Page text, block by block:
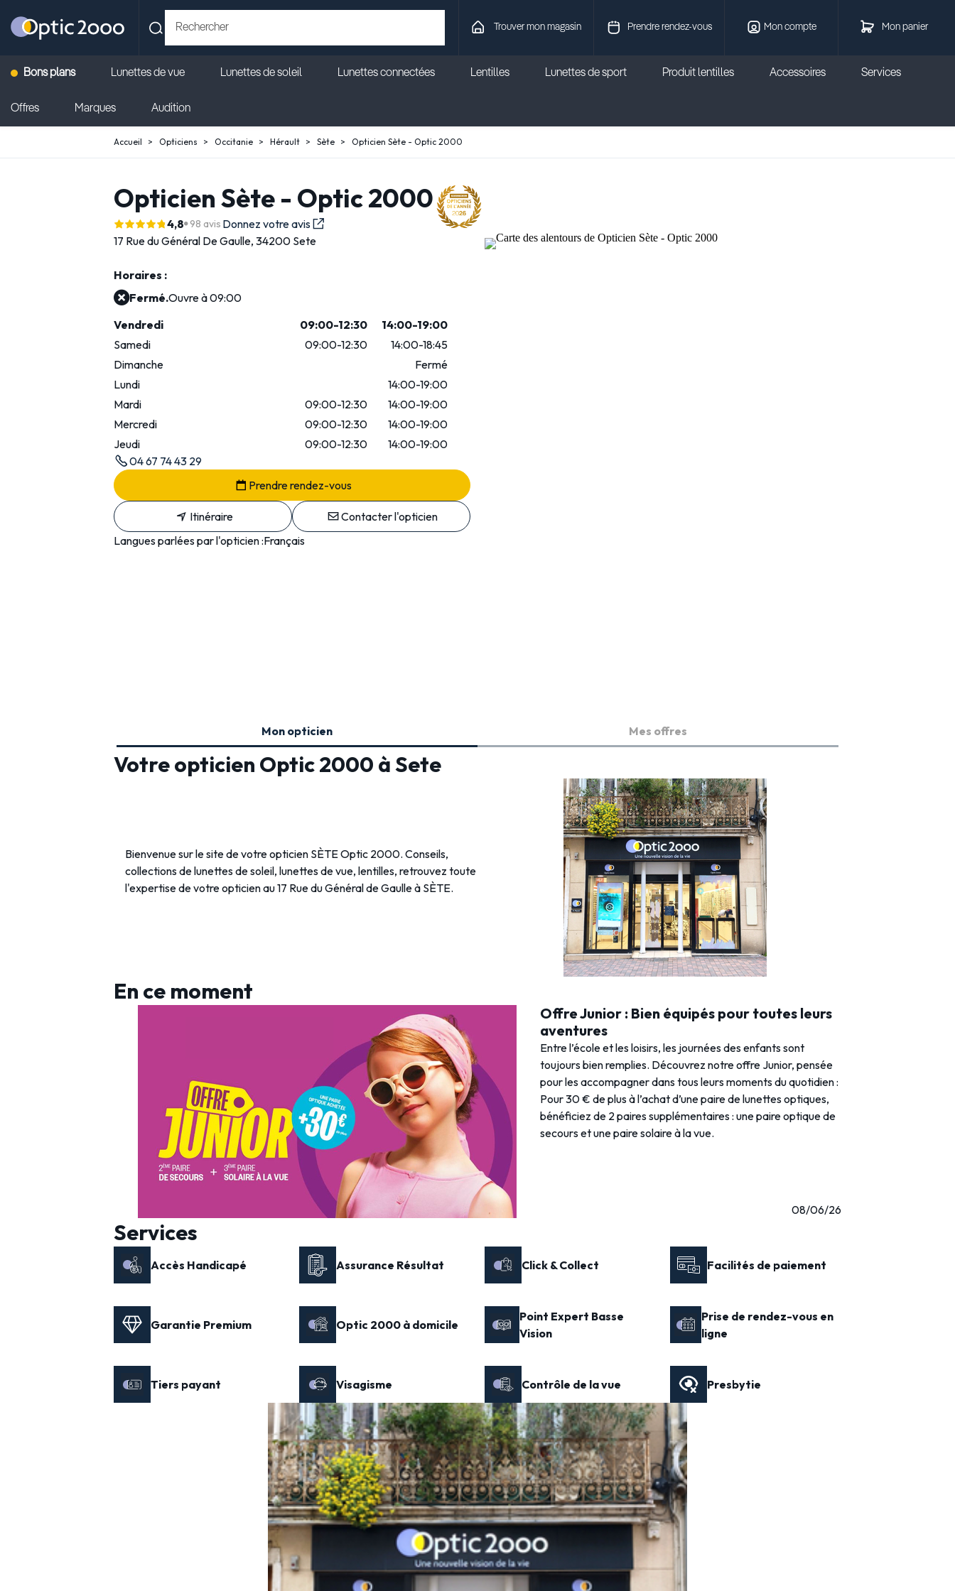
Mon panier
Prendre rendez-vous Mon compte
Trouver mon magasin
Bons plans Lunettes de vue Lunettes de soleil Lunettes connectées Lentilles Lunettes de sport Produit lentilles Accessoires Services
Offres Marques Audition
Accueil Opticiens Occitanie Hérault Sète Opticien Sète - Optic 2000
Opticien Sète - Optic 2000
4,8 98 avis Donnez votre avis
17 Rue du Général De Gaulle, 34200 Sete
Horaires :
Fermé.Ouvre à 09:00
Vendredi
09:00-12:30
14:00-19:00
Samedi
09:00-12:30
14:00-18:45
Dimanche
Fermé
Lundi
14:00-19:00
Mardi
09:00-12:30
14:00-19:00
Mercredi
09:00-12:30
14:00-19:00
Jeudi
09:00-12:30
14:00-19:00
04 67 74 43 29
Prendre rendez-vous
Itinéraire
Contacter l'opticien
Langues parlées par l'opticien :Français
Mon opticien Mes offres
Votre opticien Optic 2000 à Sete
Bienvenue sur le site de votre opticien SÈTE Optic 2000. Conseils,
collections de lunettes de soleil, lunettes de vue, lentilles, retrouvez toute
l'expertise de votre opticien au 17 Rue du Général de Gaulle à SÈTE.
En ce moment
Offre Junior : Bien équipés pour toutes leurs
aventures
Entre l’école et les loisirs, les journées des enfants sont
toujours bien remplies. Découvrez notre offre Junior, pensée
pour les accompagner dans tous leurs moments du quotidien :
Pour 30 € de plus à l’achat d’une paire de lunettes optiques,
bénéficiez de 2 paires supplémentaires : une paire optique de
secours et une paire solaire à la vue.
08/06/26
Services
Accès Handicapé Assurance Résultat Click & Collect Facilités de paiement
Garantie Premium Optic 2000 à domicile
Point Expert Basse
Vision
Prise de rendez-vous en
ligne
Tiers payant Visagisme Contrôle de la vue Presbytie